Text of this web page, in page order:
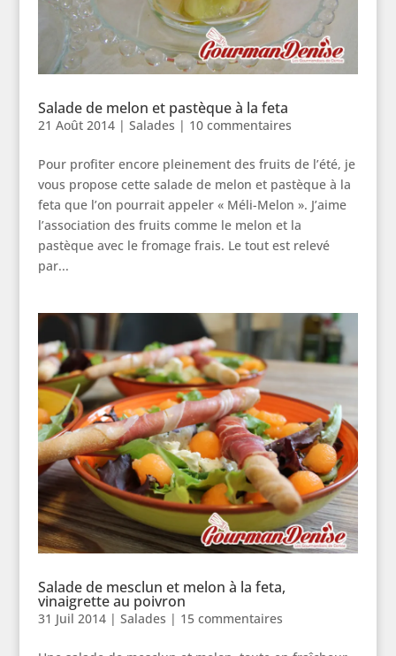
Salade de melon et pastèque à la feta
21 Août 2014| Salades | 10 commentaires
Pour profiter encore pleinement des fruits de l’été, je
vous propose cette salade de melon et pastèque à la
feta que l’on pourrait appeler « Méli-Melon ». J’aime
l’association des fruits comme le melon et la
pastèque avec le fromage frais. Le tout est relevé
par...
Salade de mesclun et melon à la feta,
vinaigrette au poivron
31 Juil 2014| Salades | 15 commentaires